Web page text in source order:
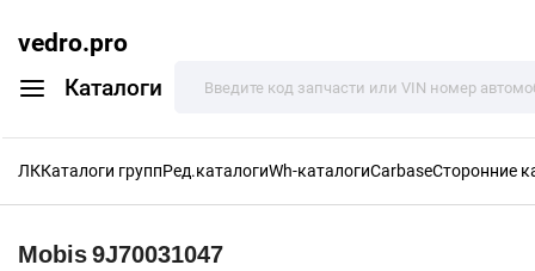
vedro.pro
Каталоги
ЛККаталоги группРед.каталогиWh-каталогиCarbaseСторонние
Mobis9J70031047